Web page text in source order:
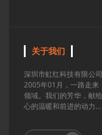
关于我们
深圳市虹红科技有限公
2005年01月，一路走来
领域。我们的芳华，献
心的温暖和前进的动力...